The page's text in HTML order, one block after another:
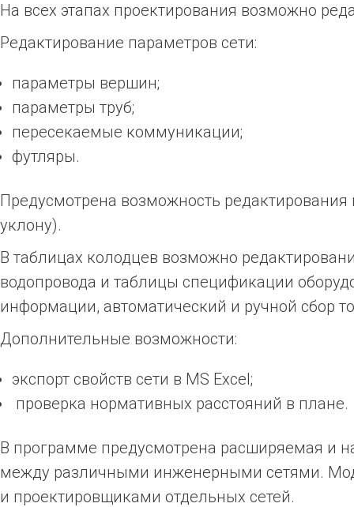
На всех этапах проектирования возможно
Редактирование параметров сети:
параметры вершин;
параметры труб;
пересекаемые коммуникации;
футляры.
Предусмотрена возможность
уклону).
В таблицах колодцев возможно
водопровода и таблицы спецификации
информации, автоматический и ручной сбор
Дополнительные возможности:
экспорт свойств сети в MS Excel;
проверка нормативных расстояний в плане.
В программе предусмотрена расширяемая и
между различными инженерными сетями.
и проектировщиками отдельных сетей.